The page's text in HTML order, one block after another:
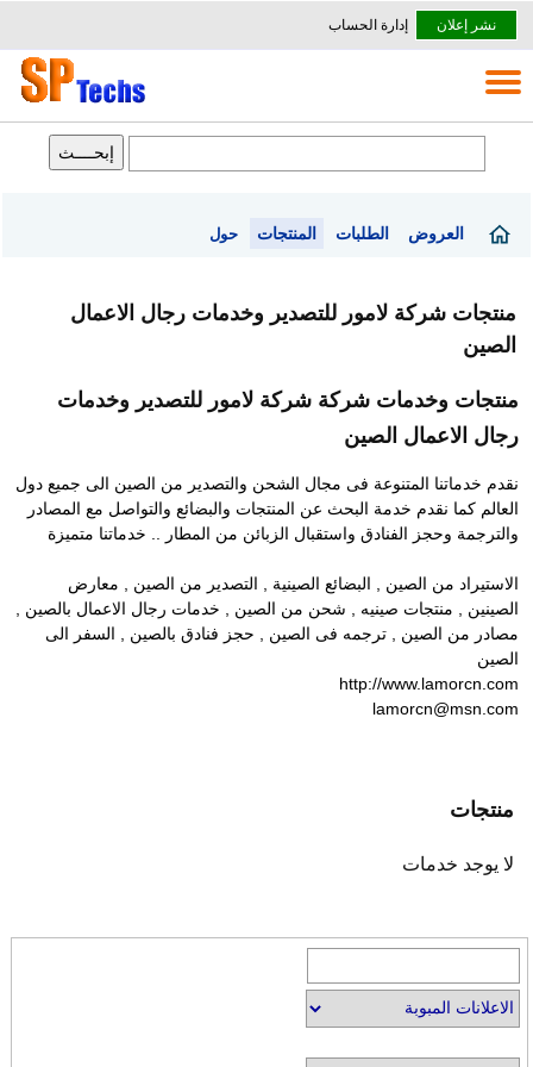
نشر إعلان إدارة الحساب
العروض الطلبات المنتجات حول
منتجات شركة لامور للتصدير وخدمات رجال الاعمال
الصين
منتجات وخدمات شركة شركة لامور للتصدير وخدمات
رجال الاعمال الصين
نقدم خدماتنا المتنوعة فى مجال الشحن والتصدير من الصين الى جميع دول
العالم كما نقدم خدمة البحث عن المنتجات والبضائع والتواصل مع المصادر
والترجمة وحجز الفنادق واستقبال الزبائن من المطار .. خدماتنا متميزة
الاستيراد من الصين , البضائع الصينية , التصدير من الصين , معارض
الصينين , منتجات صينيه , شحن من الصين , خدمات رجال الاعمال بالصين ,
مصادر من الصين , ترجمه فى الصين , حجز فنادق بالصين , السفر الى
الصين
http://www.lamorcn.com
lamorcn@msn.com
منتجات
لا يوجد خدمات